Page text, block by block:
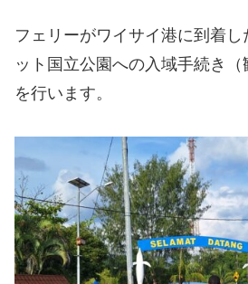
フェリーがワイサイ港に到着
ット国立公園への入域手続き（
を行います。